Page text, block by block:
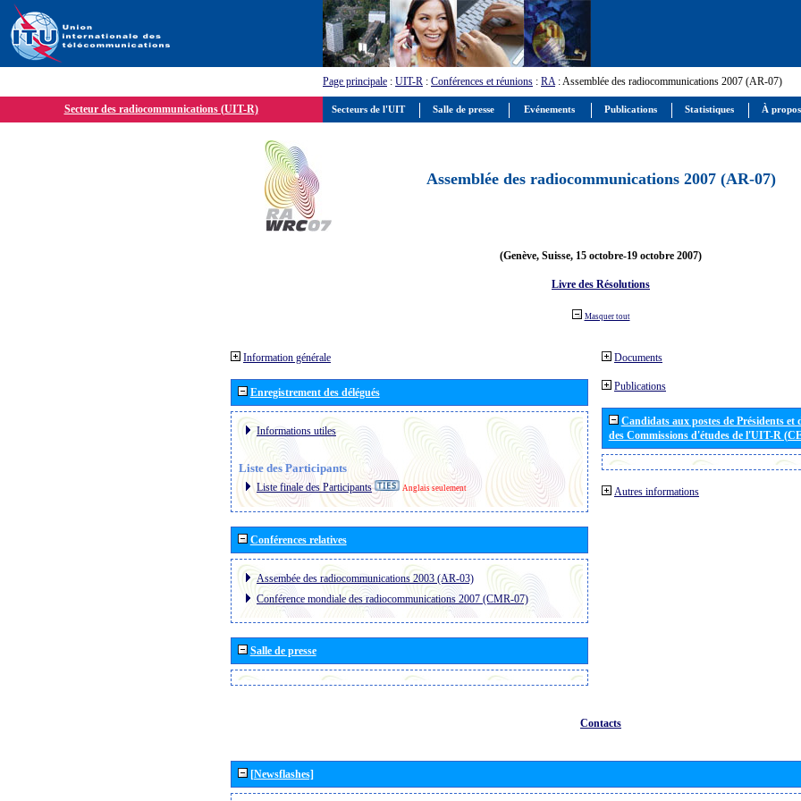
Page principale : UIT-R : Conférences et réunions : RA: Assemblée des radiocommunications 2007 (AR-07)
Secteur des radiocommunications (UIT-R)
Assemblée des radiocommunications 2007 (AR-07)
(Genève, Suisse, 15 octobre-19 octobre 2007)
Livre des Résolutions
Masquer tout
Information générale
Enregistrement des délégués
Informations utiles
Liste des Participants
Liste finale des Participants Anglais seulement
Conférences relatives
Assembée des radiocommunications 2003 (AR-03)
Conférence mondiale des radiocommunications 2007 (CMR-07)
Salle de presse
Documents
Publications
Candidats aux postes de Présidents et
des Commissions d'études de l'UIT-R
Autres informations
Contacts
[Newsflashes]
Secteurs de l'UIT Salle de presse Evénements Publications Statistiques À